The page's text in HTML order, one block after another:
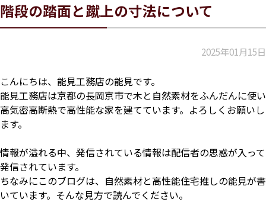
階段の踏面と蹴上の寸法について
2025年01月15日
こんにちは、能見工務店の能見です。
能見工務店は京都の長岡京市で木と自然素材をふんだんに使い
高気密高断熱で高性能な家を建てています。よろしくお願いし
ます。
情報が溢れる中、発信されている情報は配信者の思惑が入って
発信されています。
ちなみにこのブログは、自然素材と高性能住宅推しの能見が書
いています。そんな見方で読んでください。